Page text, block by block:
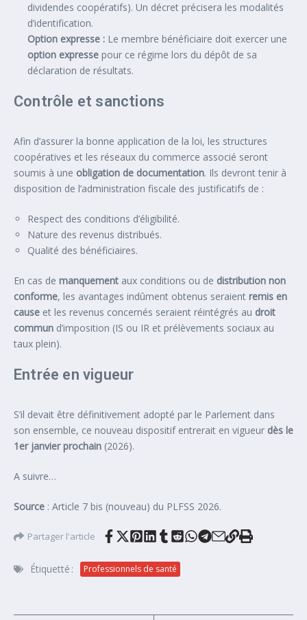
dividendes coopératifs). Un décret précisera les modalités
d’identification.
Option expresse : Le membre bénéficiaire doit exercer une
option expresse pour ce régime lors du dépôt de sa
déclaration de résultats.
Contrôle et sanctions
Afin d’assurer la bonne application de la loi, les structures
coopératives et les réseaux du commerce associé seront
soumis à une obligation de documentation. Ils devront tenir à
disposition de l’administration fiscale des justificatifs de :
Respect des conditions d’éligibilité.
Nature des revenus distribués.
Qualité des bénéficiaires.
En cas de manquement aux conditions ou de distribution non
conforme, les avantages indûment obtenus seraient remis en
cause et les revenus concernés seraient réintégrés au droit
commun d’imposition (IS ou IR et prélèvements sociaux au
taux plein).
Entrée en vigueur
S’il devait être définitivement adopté par le Parlement dans
son ensemble, ce nouveau dispositif entrerait en vigueur dès le
1er janvier prochain (2026).
A suivre…
Source : Article 7 bis (nouveau) du PLFSS 2026.
Partager l'article
Étiquetté : Professionnels de santé